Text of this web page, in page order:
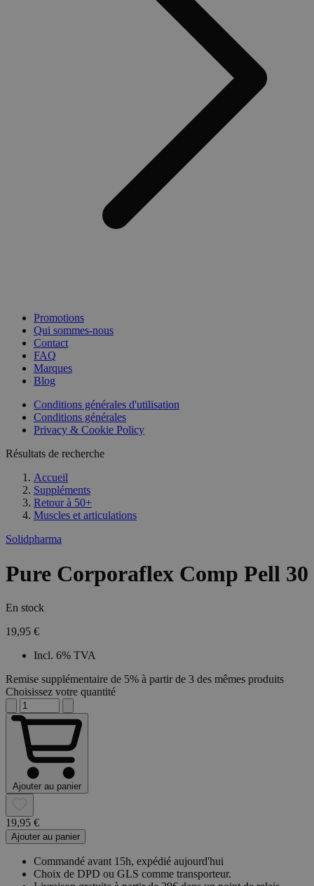
Promotions
Qui sommes-nous
Contact
FAQ
Marques
Blog
Conditions générales d'utilisation
Conditions générales
Privacy & Cookie Policy
Résultats de recherche
Accueil
Suppléments
Retour à 50+
Muscles et articulations
Solidpharma
Pure Corporaflex Comp Pell 30
En stock
19,95 €
Incl. 6% TVA
Remise supplémentaire de 5% à partir de 3 des mêmes produits
Choisissez votre quantité
Ajouter au panier
19,95 €
Ajouter au panier
Commandé avant 15h, expédié aujourd'hui
Choix de DPD ou GLS comme transporteur.